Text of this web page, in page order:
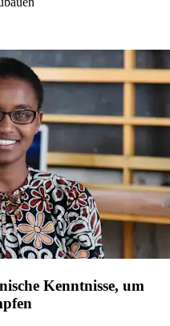
Kenntnisse, um